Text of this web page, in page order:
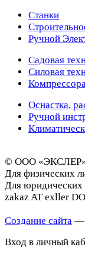
Станки
Ручной
Садовая
Силовая
Оснастка,
Ручной
© ООО
Для физических
Для юридических
zakaz AT exller
Создание сайта —
Вход в личный